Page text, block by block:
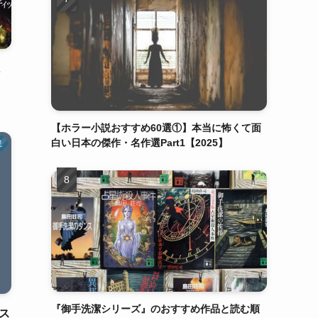
【ホラー小説おすすめ60選①】本当に怖くて面
白い日本の傑作・名作選Part1【2025】
『御手洗潔シリーズ』のおすすめ作品と読む順